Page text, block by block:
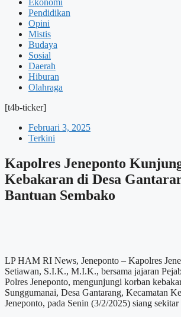
Ekonomi
Pendidikan
Opini
Mistis
Budaya
Sosial
Daerah
Hiburan
Olahraga
[t4b-ticker]
Februari 3, 2025
Terkini
Kapolres Jeneponto
Kebakaran di Desa
Bantuan Sembako
LP HAM RI News, Jeneponto – Kapolres
Setiawan, S.I.K., M.I.K., bersama jajaran
Polres Jeneponto, mengunjungi korban
Sunggumanai, Desa Gantarang, Kecamatan
Jeneponto, pada Senin (3/2/2025) siang